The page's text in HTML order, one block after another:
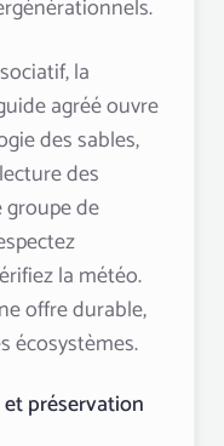
la
agréé ouvre
des sables,
des
de
la météo.
offre durable,
écosystèmes.
préservation